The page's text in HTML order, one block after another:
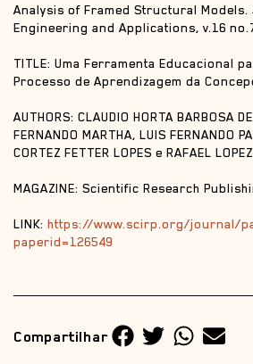
Analysis of Framed Structural
Engineering and Applications, v.16
TITLE: Uma Ferramenta Educacional
Processo de Aprendizagem da
AUTHORS: CLAUDIO HORTA BARBOSA
FERNANDO MARTHA, LUIS FERNANDO
CORTEZ FETTER LOPES e RAFAEL
MAGAZINE: Scientific Research
LINK: https://www.scirp.org/journal/
paperid=126549
Compartilhar